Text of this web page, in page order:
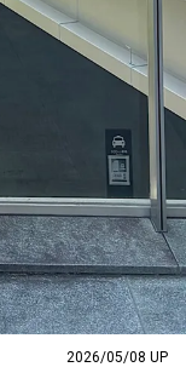
2026/05/08 UP